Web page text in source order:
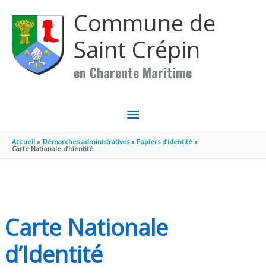
Commune de
Saint Crépin
en Charente Maritime
MENU
PRINCIPAL
Accueil Démarches administratives
Papiers d’identité
Carte Nationale d’Identité
Carte Nationale
d’Identité